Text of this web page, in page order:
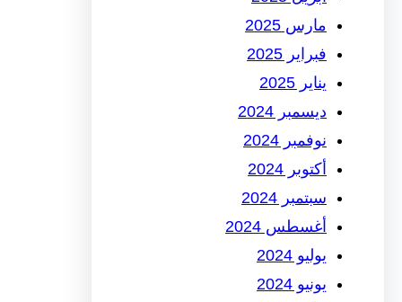
مارس 2025
فبراير 2025
يناير 2025
ديسمبر 2024
نوفمبر 2024
أكتوبر 2024
سبتمبر 2024
أغسطس 2024
يوليو 2024
يونيو 2024